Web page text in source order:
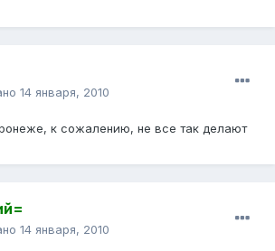
14 января, 2010
к сожалению, не все так делают
14 января, 2010